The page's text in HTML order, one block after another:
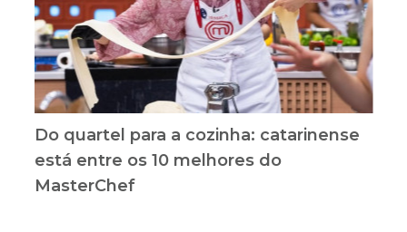
Do quartel para a cozinha: catarinense
está entre os 10 melhores do
MasterChef